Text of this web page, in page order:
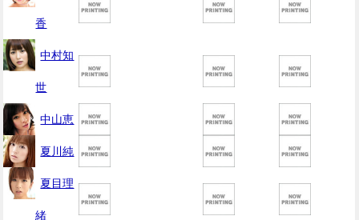
香
中村知
世
中山恵
夏川純
夏目理
緒